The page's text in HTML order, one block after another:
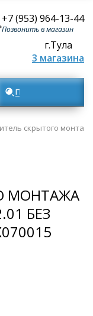
+7 (953) 964-13-44
Позвонить в магазин
г.Тула
3 магазина
Поиск товаров
скрытого
МОНТАЖА
БЕЗ